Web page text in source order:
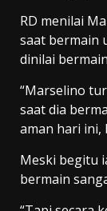
RD menilai
saat bermain
dinilai
“Marselino
saat dia
aman hari ini,
Meski begitu
bermain